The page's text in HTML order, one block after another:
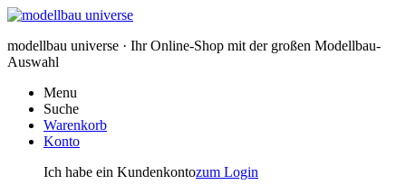
modellbau universe · Ihr Online-Shop mit der großen Modellbau-
Auswahl
Menu
Suche
Warenkorb
Konto
Ich habe ein Kundenkontozum Login